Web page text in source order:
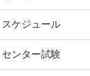
スケジュール
センター試験